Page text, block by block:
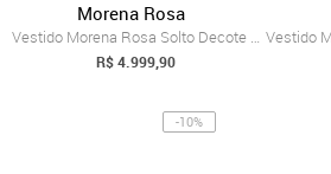
Morena Rosa
Vestido Morena Rosa Solto Decote Canoa S...
R$ 4.999,90
-10%